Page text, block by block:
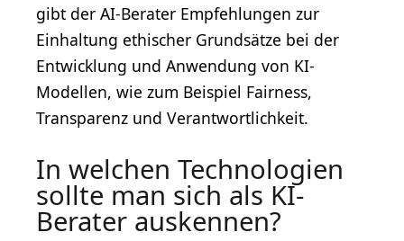
gibt der AI-Berater Empfehlungen zur
Einhaltung ethischer Grundsätze bei der
Entwicklung und Anwendung von KI-
Modellen, wie zum Beispiel Fairness,
Transparenz und Verantwortlichkeit.
In welchen Technologien
sollte man sich als KI-
Berater auskennen?